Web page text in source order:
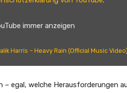
immer anzeigen
Harris – Heavy Rain (Official Music
– egal, welche Herausforderungen